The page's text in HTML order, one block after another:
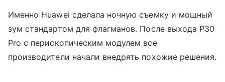
Именно Huawei сделала ночную съемку и мощный
зум стандартом для флагманов. После выхода P30
Pro с перископическим модулем все
производители начали внедрять похожие решения.